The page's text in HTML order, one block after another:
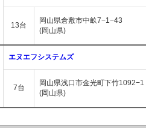
13台
岡山県倉敷市中畝7−1−43
(岡山県)
エヌエフシステムズ
7台
岡山県浅口市金光町下竹1092−1
(岡山県)